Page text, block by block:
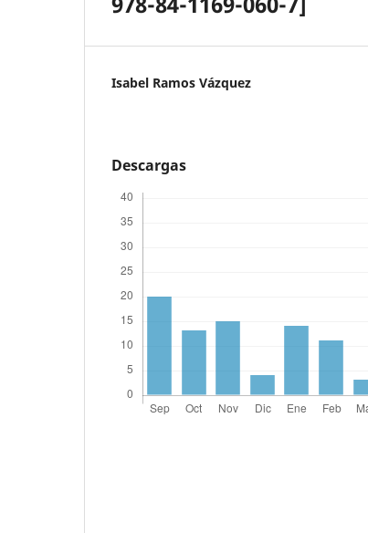
Isabel Ramos Vázquez
Descargas